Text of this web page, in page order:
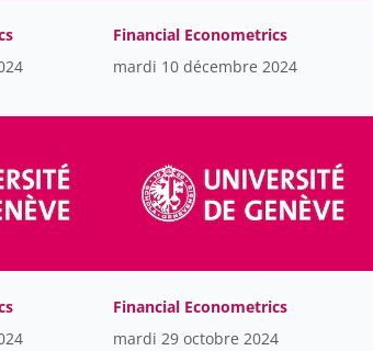
Financial Econometrics
mardi 10 décembre 2024
Financial Econometrics
mardi 29 octobre 2024